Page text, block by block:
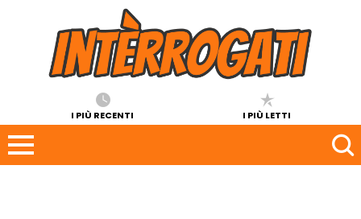
I PIÙ RECENTI I PIÙ LETTI